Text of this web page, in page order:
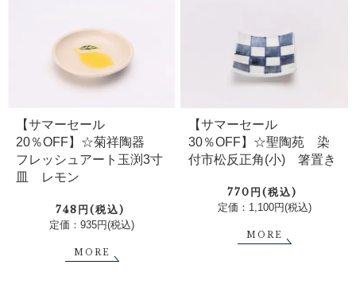
【サマーセール
20％OFF】☆菊祥陶器
フレッシュアート玉渕3寸
皿 レモン
748円(税込)
定価：935円(税込)
MORE
【サマーセール
30％OFF】☆聖陶苑 染
付市松反正角(小) 箸置き
770円(税込)
定価：1,100円(税込)
MORE